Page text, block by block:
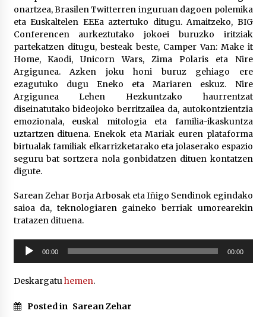
2026/07/03
MUSIBLA #297: Bide, Boards Of Canada, Somak,
Tiga, Twisted Teens, Underscores, Habia
2026/07/02
onartzea, Brasilen Twitterren inguruan dagoen polemika
eta Euskaltelen EEEa aztertuko ditugu. Amaitzeko, BIG
Conferencen aurkeztutako jokoei buruzko iritziak
partekatzen ditugu, besteak beste, Camper Van: Make it
Home, Kaodi, Unicorn Wars, Zima Polaris eta Nire
Argigunea. Azken joku honi buruz gehiago ere
ezagutuko dugu Eneko eta Mariaren eskuz. Nire
Argigunea Lehen Hezkuntzako haurrentzat
diseinatutako bideojoko berritzailea da, autokontzientzia
emozionala, euskal mitologia eta familia-ikaskuntza
uztartzen dituena. Enekok eta Mariak euren plataforma
birtualak familiak elkarrizketarako eta jolaserako espazio
seguru bat sortzera nola gonbidatzen dituen kontatzen
digute.
Sarean Zehar Borja Arbosak eta Iñigo Sendinok egindako
saioa da, teknologiaren gaineko berriak umorearekin
tratazen dituena.
Soinu
erreproduzigailua
00:00 00:00
Deskargatuhemen.
Posted in Sarean Zehar